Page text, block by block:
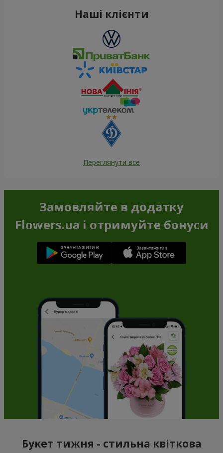
Наші клієнти
Переглянути все
Замовляйте в додатку
Flowers.ua і отримуйте бонуси
Букет тижня - стильна квіткова